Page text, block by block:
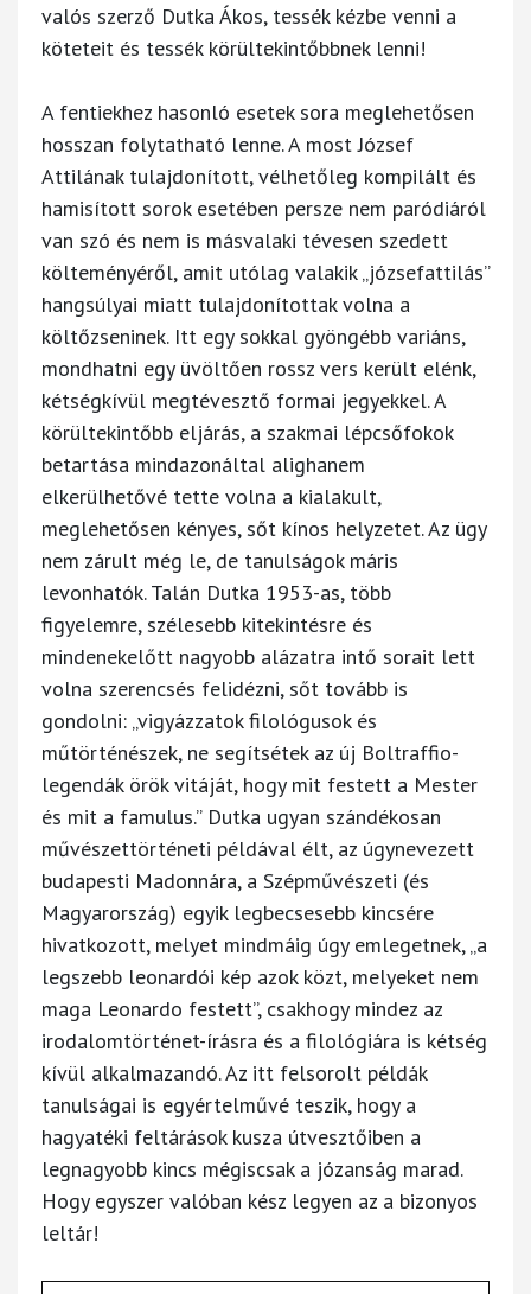
valós szerző Dutka Ákos, tessék kézbe venni a
köteteit és tessék körültekintőbbnek lenni!
A fentiekhez hasonló esetek sora meglehetősen
hosszan folytatható lenne. A most József
Attilának tulajdonított, vélhetőleg kompilált és
hamisított sorok esetében persze nem paródiáról
van szó és nem is másvalaki tévesen szedett
költeményéről, amit utólag valakik „józsefattilás”
hangsúlyai miatt tulajdonítottak volna a
költőzseninek. Itt egy sokkal gyöngébb variáns,
mondhatni egy üvöltően rossz vers került elénk,
kétségkívül megtévesztő formai jegyekkel. A
körültekintőbb eljárás, a szakmai lépcsőfokok
betartása mindazonáltal alighanem
elkerülhetővé tette volna a kialakult,
meglehetősen kényes, sőt kínos helyzetet. Az ügy
nem zárult még le, de tanulságok máris
levonhatók. Talán Dutka 1953-as, több
figyelemre, szélesebb kitekintésre és
mindenekelőtt nagyobb alázatra intő sorait lett
volna szerencsés felidézni, sőt tovább is
gondolni: „vigyázzatok filológusok és
műtörténészek, ne segítsétek az új Boltraffio-
legendák örök vitáját, hogy mit festett a Mester
és mit a famulus.” Dutka ugyan szándékosan
művészettörténeti példával élt, az úgynevezett
budapesti Madonnára, a Szépművészeti (és
Magyarország) egyik legbecsesebb kincsére
hivatkozott, melyet mindmáig úgy emlegetnek, „a
legszebb leonardói kép azok közt, melyeket nem
maga Leonardo festett”, csakhogy mindez az
irodalomtörténet-írásra és a filológiára is kétség
kívül alkalmazandó. Az itt felsorolt példák
tanulságai is egyértelművé teszik, hogy a
hagyatéki feltárások kusza útvesztőiben a
legnagyobb kincs mégiscsak a józanság marad.
Hogy egyszer valóban kész legyen az a bizonyos
leltár!